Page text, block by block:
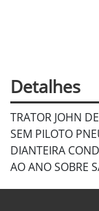
Detalhes
TRATOR JOHN
SEM PILOTO
DIANTEIRA
AO ANO SOBRE